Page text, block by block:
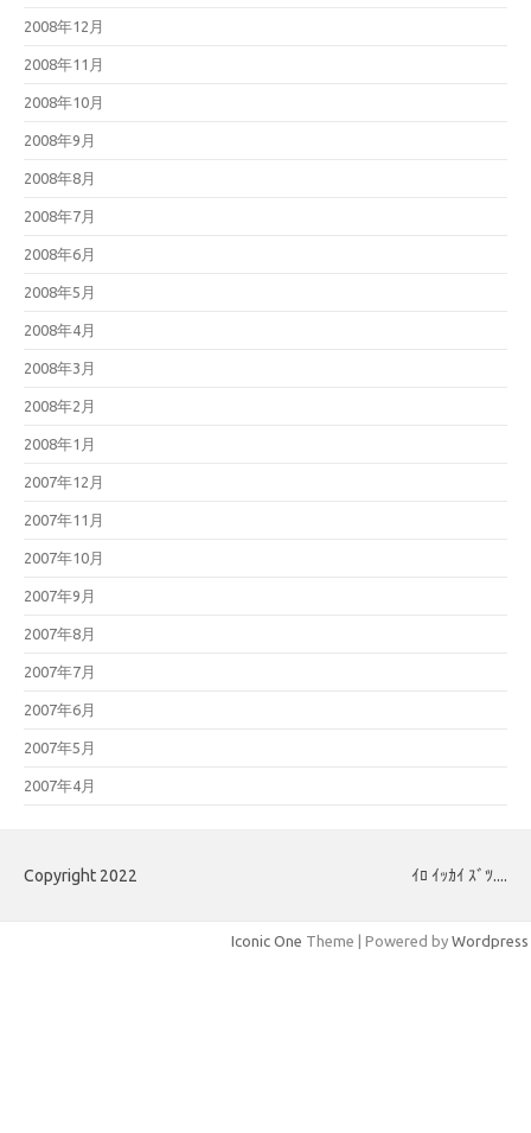
2008年12月
2008年11月
2008年10月
2008年9月
2008年8月
2008年7月
2008年6月
2008年5月
2008年4月
2008年3月
2008年2月
2008年1月
2007年12月
2007年11月
2007年10月
2007年9月
2007年8月
2007年7月
2007年6月
2007年5月
2007年4月
Copyright 2022 ｲﾛ ｲｯｶｲ ｽﾞﾂ....
Iconic One Theme | Powered by Wordpress